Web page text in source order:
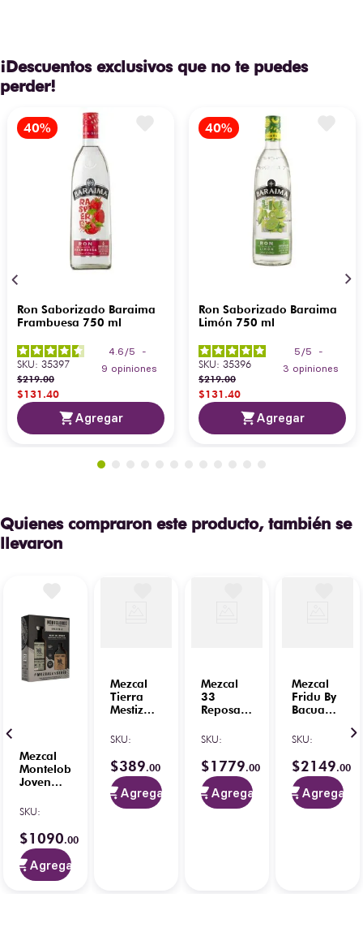
¡Descuentos exclusivos que no te puedes
perder!
Ron Saborizado Baraima
Frambuesa 750 ml
4.6 /5
-
9 opiniones
SKU: 35397
$219.00
$131.40
Agregar
Ron Saborizado Baraima
Limón 750 ml
5 /5
-
3 opiniones
SKU: 35396
$219.00
$131.40
Agregar
Quienes compraron este producto, también se
llevaron
opiniones
Mezcal
Montelobos
Joven
C/Pechuga
750 ml
SKU:
$1090.00
Agregar
Mezcal
Tierra
Mestiza
Esp Y
750 ml
SKU:
$389.00
Agregar
Mezcal
33
Reposado
SKU:
$1779.00
Agregar
Mezcal
Fridu By
Bacua
100%
SKU:
$2149.00
Agregar